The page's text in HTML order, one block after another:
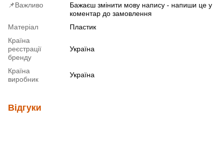
📌Важливо
Бажаєш змінити мову напису - напиши це у
коментар до замовлення
Матеріал
Пластик
Країна
реєстрації
бренду
Україна
Країна
виробник
Україна
Відгуки